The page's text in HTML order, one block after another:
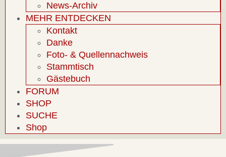
News-Archiv
MEHR ENTDECKEN
Kontakt
Danke
Foto- & Quellennachweis
Stammtisch
Gästebuch
FORUM
SHOP
SUCHE
Shop